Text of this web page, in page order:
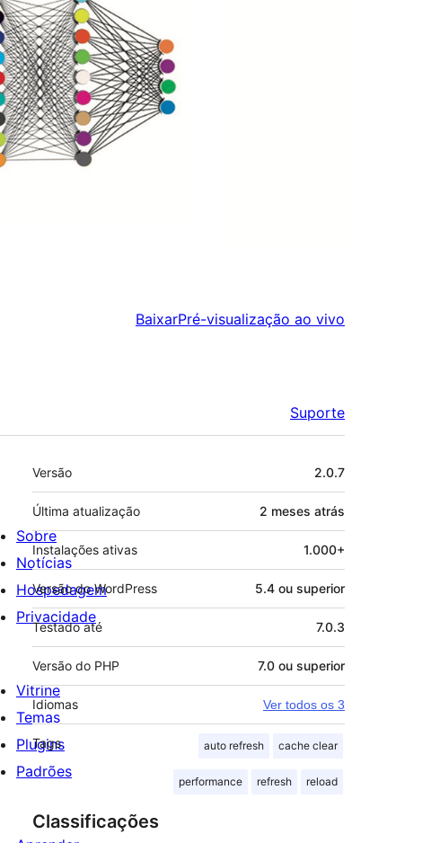
BaixarPré-visualização ao vivo
Suporte
Meta
Versão 2.0.7
Última atualização 2 meses atrás
Instalações ativas 1.000+
Versão do WordPress 5.4 ou superior
Testado até 7.0.3
Versão do PHP 7.0 ou superior
Idiomas Ver todos os 3
Tags auto refresh cache clear
performance refresh reload
Classificações
Sobre
Notícias
Hospedagem
Privacidade
Vitrine
Temas
Plugins
Padrões